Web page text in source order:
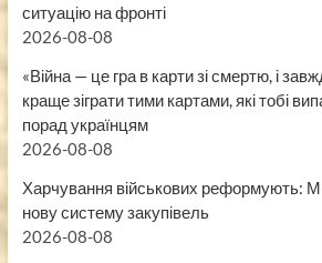
ситуацію на фронті
2026-08-08
«Війна — це гра в карти зі смертю, і
краще зіграти тими картами, які тобі
порад українцям
2026-08-08
Харчування військових реформують:
нову систему закупівель
2026-08-08